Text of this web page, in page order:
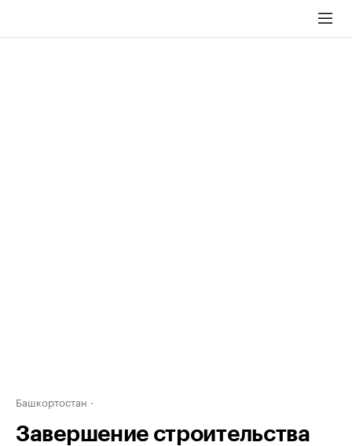
Башкортостан
Завершение строительства